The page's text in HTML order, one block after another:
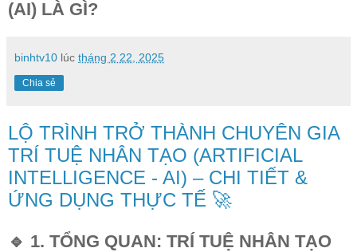
(AI) LÀ GÌ?
binhtv10 lúc tháng 2 22, 2025
Chia sẻ
LỘ TRÌNH TRỞ THÀNH CHUYÊN GIA
TRÍ TUỆ NHÂN TẠO (ARTIFICIAL
INTELLIGENCE - AI) – CHI TIẾT &
ỨNG DỤNG THỰC TẾ 🚀
🔹 1. TỔNG QUAN: TRÍ TUỆ NHÂN TẠO